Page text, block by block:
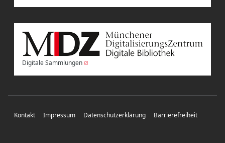
Digitale Sammlungen
Kontakt Impressum Datenschutzerklärung Barrierefreiheit